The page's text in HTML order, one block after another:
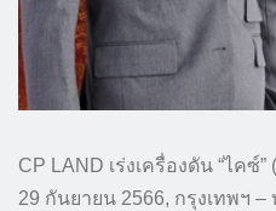
CP LAND เร่งเครื่องดัน “ไค
29 กันยายน 2566, กรุงเทพฯ